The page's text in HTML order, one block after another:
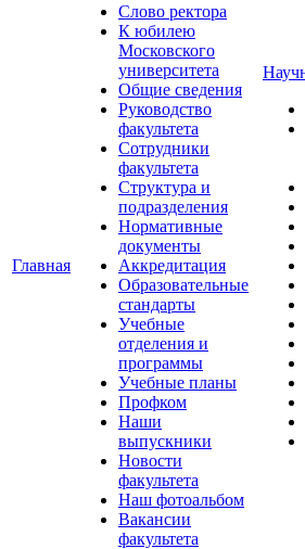
Главная
Слово ректора
К юбилею
Московского
университета
Общие сведения
Руководство
факультета
Сотрудники
факультета
Структура и
подразделения
Нормативные
документы
Аккредитация
Образовательные
стандарты
Учебные
отделения и
программы
Учебные планы
Профком
Наши
выпускники
Новости
факультета
Наш фотоальбом
Вакансии
факультета